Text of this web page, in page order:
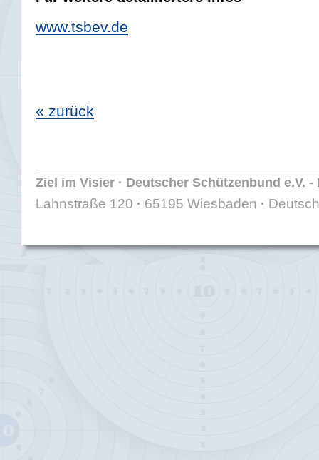
www.tsbev.de
« zurück
Ziel im Visier · Deutscher Schützenbund e.V. -
Lahnstraße 120 · 65195 Wiesbaden ·